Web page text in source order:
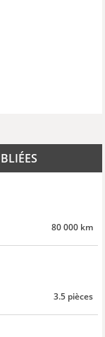
80 000 km
3.5 pièces